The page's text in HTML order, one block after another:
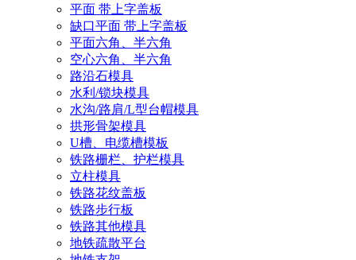
平面 带上字盖板
缺口平面 带上字盖板
平面六角、半六角
空心六角、半六角
路沿石模具
水利/锁块模具
水沟/路肩/L型台帽模具
拱形骨架模具
U槽、电缆槽模板
铁路栅栏、护栏模具
立柱模具
铁路花纹盖板
铁路步行板
铁路其他模具
地铁疏散平台